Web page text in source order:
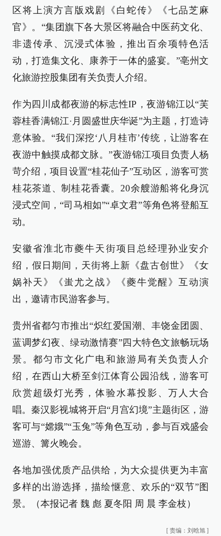
区将上演方言版戏剧《白蛇传》《七品芝麻
官》。“集团旗下各大景区将融合中医药文化、
非遗传承、沉浸式体验，推出百余项特色活
动，打造集文化、康养于一体的盛宴。”亳州文
化旅游控股集团有关负责人介绍。
作为四川成都夜游的标志性IP，夜游锦江以“芙
蓉桂香满锦江·月圆盛世庆华诞”为主题，打造诗
意体验。“我们深挖‘八月桂市’传统，让游客在
夜游中触摸成都文脉。”夜游锦江项目负责人杨
苛介绍，项目设置“桂花仙子”互动区，游客可赏
桂花茶道、制桂花香囊。20余艘游船将化身沉
浸式空间，“司马相如”“卓文君”等角色将登船互
动。
安徽省淮北市夔牛天街项目总经理孙业安介
绍，假日期间，天街将上新《盘古创世》《女
娲补天》《蚩尤之战》《夔牛觉醒》互动演
出，邀请市民游客参与。
贵州省都匀市推出“炽红爱国潮、丰饶金团圆、
蓝调梦幻夜、绿动激情赛”四大特色文旅畅玩场
景。都匀市文化广电和旅游局有关负责人介
绍，在西山大桥至剑江体育公园沿线，游客可
欣赏超级灯光秀，体验水幕投影、万人大合
唱。秦汉影视城将开启“月宫幻境”主题街区，游
客可与“嫦娥”“玉兔”等角色互动，参与百戏盛会
巡游、篝火晚会。
各地加强优质产品供给，为大众提供更为丰富
多样的出游选择，描绘惬意、欢乐的“双节”图
景。（本报记者 魏 彪 夏冬阳 周 晨 李金枝）
[ 责编：刘晗旭 ]